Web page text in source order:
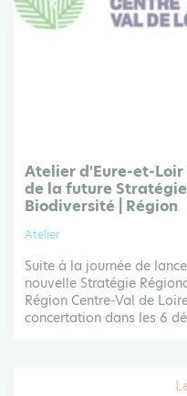
Atelier d'Eure-et-
de la future
Biodiversité | Région
Atelier
Suite à la journée de
nouvelle Stratégie
Région Centre-Val de
concertation dans les 6